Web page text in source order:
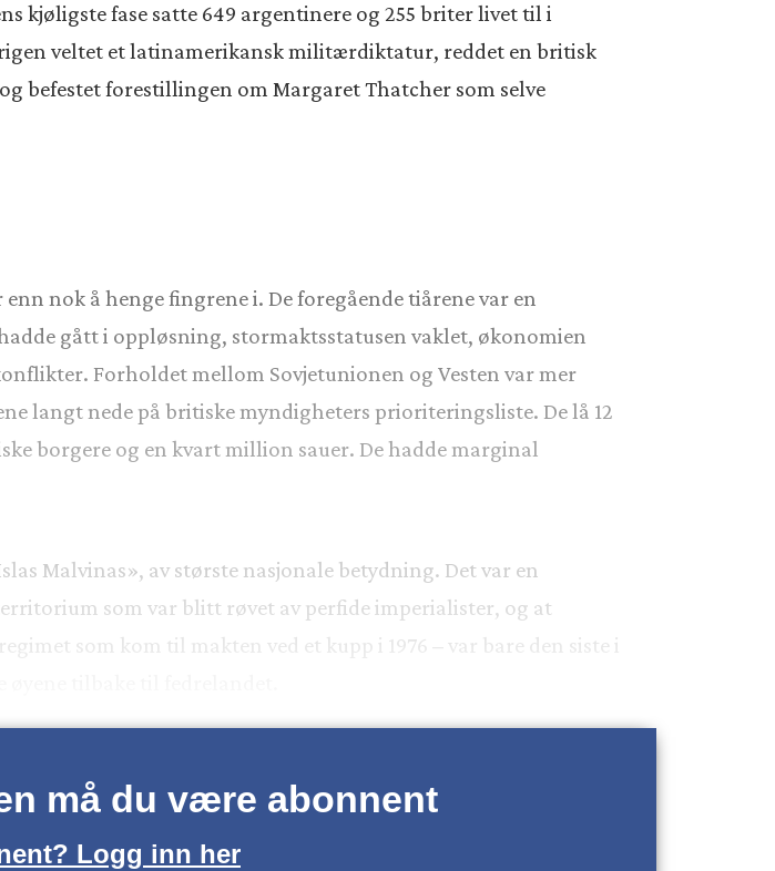
kjøligste fase satte 649 argentinere og 255 briter livet til i
veltet et latinamerikansk militærdiktatur, reddet en britisk
befestet forestillingen om Margaret Thatcher som selve
nok å henge fingrene i. De foregående tiårene var en
gått i oppløsning, stormaktsstatusen vaklet, økonomien
Forholdet mellom Sovjetunionen og Vesten var mer
langt nede på britiske myndigheters prioriteringsliste. De lå 12
borgere og en kvart million sauer. De hadde marginal
Malvinas», av største nasjonale betydning. Det var en
som var blitt røvet av perfide imperialister, og at
som kom til makten ved et kupp i 1976
var bare den siste i
må du være abonnent
Logg inn her